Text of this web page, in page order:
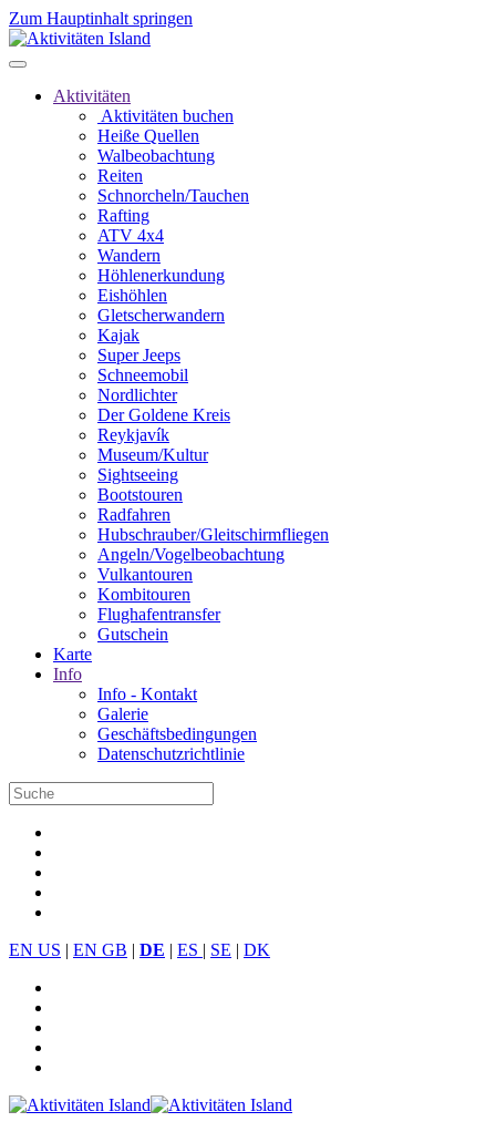
Zum Hauptinhalt springen
Aktivitäten
Aktivitäten buchen
Heiße Quellen
Walbeobachtung
Reiten
Schnorcheln/Tauchen
Rafting
ATV 4x4
Wandern
Höhlenerkundung
Eishöhlen
Gletscherwandern
Kajak
Super Jeeps
Schneemobil
Nordlichter
Der Goldene Kreis
Reykjavík
Museum/Kultur
Sightseeing
Bootstouren
Radfahren
Hubschrauber/Gleitschirmfliegen
Angeln/Vogelbeobachtung
Vulkantouren
Kombitouren
Flughafentransfer
Gutschein
Karte
Info
Info - Kontakt
Galerie
Geschäftsbedingungen
Datenschutzrichtlinie
EN US | EN GB | DE | ES | SE | DK